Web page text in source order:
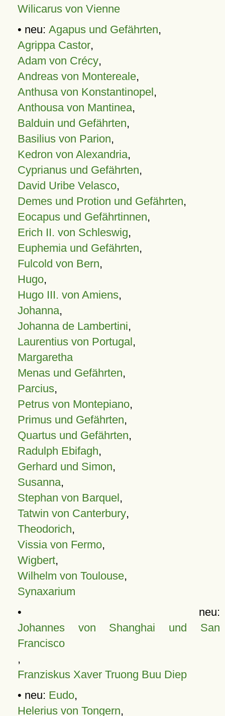
Wilicarus von Vienne
• neu: Agapus und Gefährten,
Agrippa Castor,
Adam von Crécy,
Andreas von Montereale,
Anthusa von Konstantinopel,
Anthousa von Mantinea,
Balduin und Gefährten,
Basilius von Parion,
Kedron von Alexandria,
Cyprianus und Gefährten,
David Uribe Velasco,
Demes und Protion und Gefährten,
Eocapus und Gefährtinnen,
Erich II. von Schleswig,
Euphemia und Gefährten,
Fulcold von Bern,
Hugo,
Hugo III. von Amiens,
Johanna,
Johanna de Lambertini,
Laurentius von Portugal,
Margaretha
Menas und Gefährten,
Parcius,
Petrus von Montepiano,
Primus und Gefährten,
Quartus und Gefährten,
Radulph Ebifagh,
Gerhard und Simon,
Susanna,
Stephan von Barquel,
Tatwin von Canterbury,
Theodorich,
Vissia von Fermo,
Wigbert,
Wilhelm von Toulouse,
Synaxarium
• neu:
Johannes von Shanghai und San
Francisco
,
Franziskus Xaver Truong Buu Diep
• neu: Eudo,
Helerius von Tongern,